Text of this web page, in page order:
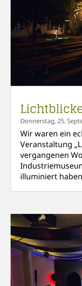
Donnerstag, 25.
Wir waren ein
Veranstaltung
vergangenen
illuminiert